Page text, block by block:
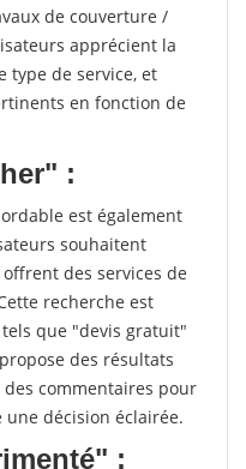
de couverture /
apprécient la
type de service, et
en fonction de
:
est également
souhaitent
des services de
recherche est
que "devis gratuit"
des résultats
commentaires pour
décision éclairée.
: